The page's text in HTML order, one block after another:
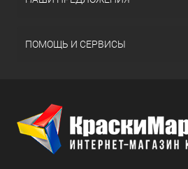
ПОМОЩЬ И СЕРВИСЫ